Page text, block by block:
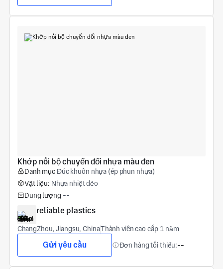
Khớp nối bộ chuyển đổi nhựa màu đen
Danh mụcĐúc khuôn nhựa (ép phun nhựa)
Vật liệu: Nhựa nhiệt dẻo
Dung lượng --
reliable plastics
ChangZhou, Jiangsu, ChinaThành viên cao cấp 1 năm
Gửi yêu cầu Đơn hàng tối thiểu:--